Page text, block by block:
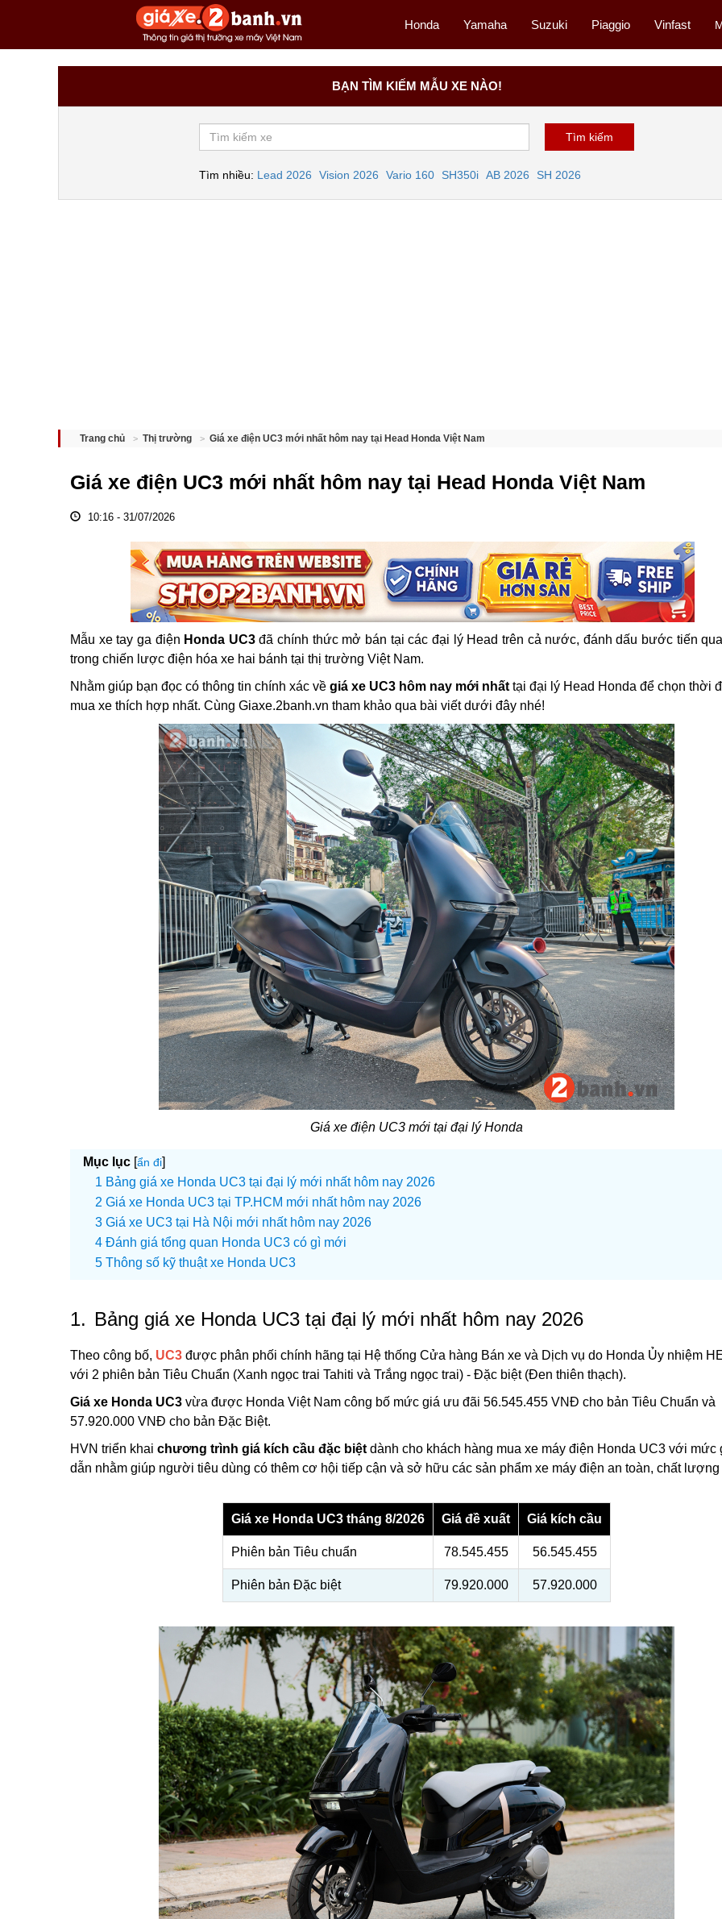
Honda Yamaha Suzuki Piaggio Vinfast
BẠN TÌM KIẾM MẪU XE NÀO!
Tìm nhiều: Lead 2026 Vision 2026 Vario 160 SH350i AB 2026 SH 2026
Trang chủ Thị trường Giá xe điện UC3 mới nhất hôm nay tại Head Honda Việt Nam
Giá xe điện UC3 mới nhất hôm nay tại Head Honda Việt Nam
10:16 - 31/07/2026
Mẫu xe tay ga điện Honda UC3đã chính thức mở bán tại các đại lý Head trên cả nước, đánh dấu bước tiến
trong chiến lược điện hóa xe hai bánh tại thị trường Việt Nam.
Nhằm giúp bạn đọc có thông tin chính xác về giá xe UC3 hôm nay mới nhất tại đại lý Head Honda để chọn thời
mua xe thích hợp nhất. Cùng Giaxe.2banh.vn tham khảo qua bài viết dưới đây nhé!
Giá xe điện UC3 mới tại đại lý Honda
Mục lục [ẩn đi]
Bảng giá xe Honda UC3 tại đại lý mới nhất hôm nay 2026
Giá xe Honda UC3 tại TP.HCM mới nhất hôm nay 2026
Giá xe UC3 tại Hà Nội mới nhất hôm nay 2026
Đánh giá tổng quan Honda UC3 có gì mới
Thông số kỹ thuật xe Honda UC3
1. Bảng giá xe Honda UC3 tại đại lý mới nhất hôm nay 2026
Theo công bố, UC3 được phân phối chính hãng tại Hệ thống Cửa hàng Bán xe và Dịch vụ do Honda Ủy nhiệm
với 2 phiên bản Tiêu Chuẩn (Xanh ngọc trai Tahiti và Trắng ngọc trai) - Đặc biệt (Đen thiên thạch).
Giá xe Honda UC3 vừa được Honda Việt Nam công bố mức giá ưu đãi 56.545.455 VNĐ cho bản Tiêu Chuẩn và
57.920.000 VNĐ cho bản Đặc Biệt.
HVN triển khai chương trình giá kích cầu đặc biệt dành cho khách hàng mua xe máy điện Honda UC3 với mức
dẫn nhằm giúp người tiêu dùng có thêm cơ hội tiếp cận và sở hữu các sản phẩm xe máy điện an toàn, chất lượng
Giá xe Honda UC3 tháng 8/2026 Giá đề xuất Giá kích cầu
Phiên bản Tiêu chuẩn 78.545.455 56.545.455
Phiên bản Đặc biệt 79.920.000 57.920.000